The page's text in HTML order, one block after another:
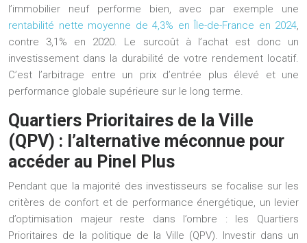
l’immobilier neuf performe bien, avec par exemple une
rentabilité nette moyenne de 4,3% en Île-de-France en 2024,
contre 3,1% en 2020. Le surcoût à l’achat est donc un
investissement dans la durabilité de votre rendement locatif.
C’est l’arbitrage entre un prix d’entrée plus élevé et une
performance globale supérieure sur le long terme.
Quartiers Prioritaires de la Ville
(QPV) : l’alternative méconnue pour
accéder au Pinel Plus
Pendant que la majorité des investisseurs se focalise sur les
critères de confort et de performance énergétique, un levier
d’optimisation majeur reste dans l’ombre : les Quartiers
Prioritaires de la politique de la Ville (QPV). Investir dans un